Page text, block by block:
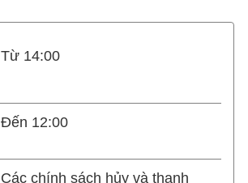
Từ 14:00
Đến 12:00
Các chính sách hủy và thanh